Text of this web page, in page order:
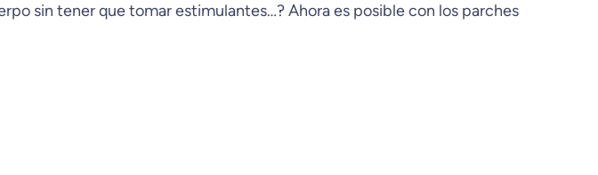
sin tener que tomar estimulantes…? Ahora es posible con los parches